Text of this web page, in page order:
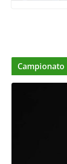
Campionato